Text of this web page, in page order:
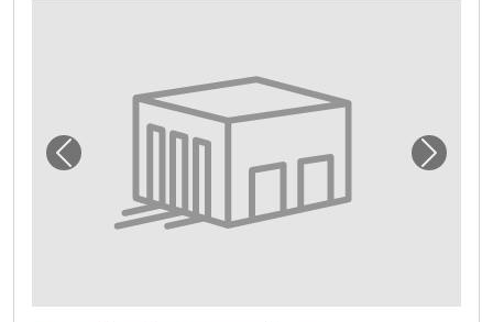
Vorheriges Bild für "In Karlsruhe Lager